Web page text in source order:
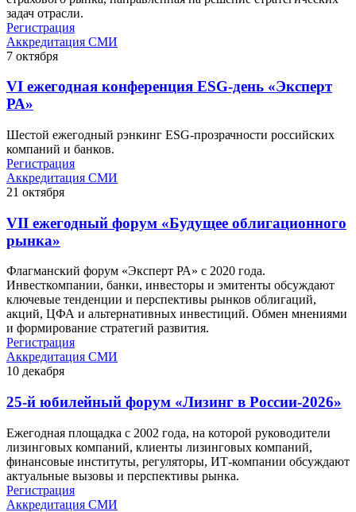
задач отрасли.
Регистрация
Аккредитация СМИ
7 октября
VI ежегодная конференция ESG-день «Эксперт
РА»
Шестой ежегодный рэнкинг ESG-прозрачности российских
компаний и банков.
Регистрация
Аккредитация СМИ
21 октября
VII ежегодный форум «Будущее облигационного
рынка»
Флагманский форум «Эксперт РА» с 2020 года.
Инвесткомпании, банки, инвесторы и эмитенты обсуждают
ключевые тенденции и перспективы рынков облигаций,
акций, ЦФА и альтернативных инвестиций. Обмен мнениями
и формирование стратегий развития.
Регистрация
Аккредитация СМИ
10 декабря
25-й юбилейный форум «Лизинг в России-2026»
Ежегодная площадка с 2002 года, на которой руководители
лизинговых компаний, клиенты лизинговых компаний,
финансовые институты, регуляторы, ИТ-компании обсуждают
актуальные вызовы и перспективы рынка.
Регистрация
Аккредитация СМИ